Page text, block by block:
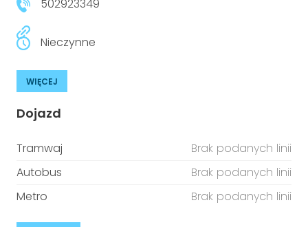
502923349
Nieczynne
WIĘCEJ
Dojazd
Tramwaj
Brak podanych linii
Autobus
Brak podanych linii
Metro
Brak podanych linii